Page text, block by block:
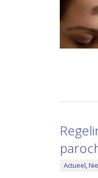
Actueel,